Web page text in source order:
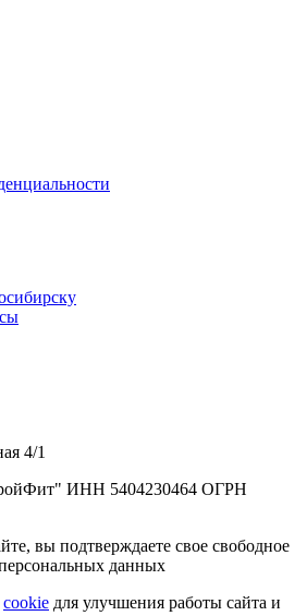
4/1
ИНН 5404230464 ОГРН
вы подтверждаете свое свободное
данных
cookie для улучшения работы сайта и